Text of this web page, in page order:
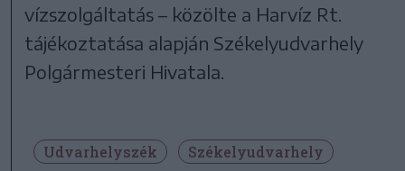
vízszolgáltatás – közölte a Harvíz Rt.
tájékoztatása alapján Székelyudvarhely
Polgármesteri Hivatala.
Udvarhelyszék
Székelyudvarhely